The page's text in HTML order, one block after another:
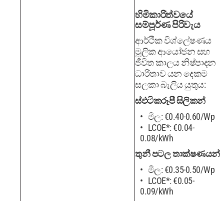
හිමිකාරිත්වයේ
සම්පූර්ණ පිරිවැය
ආර්ථික විශ්ලේෂණය
මූලික ආයෝජන සහ
ජීවිත කාලය නිෂ්පාදන
ධාරිතාව යන දෙකම
සලකා බැලිය යුතුය:
ස්ඵටිකරූපී සිලිකන්
මිල: €0.40-0.60/Wp
LCOE*: €0.04-
0.08/kWh
තුනී පටල තාක්ෂණයන්
මිල: €0.35-0.50/Wp
LCOE*: €0.05-
0.09/kWh